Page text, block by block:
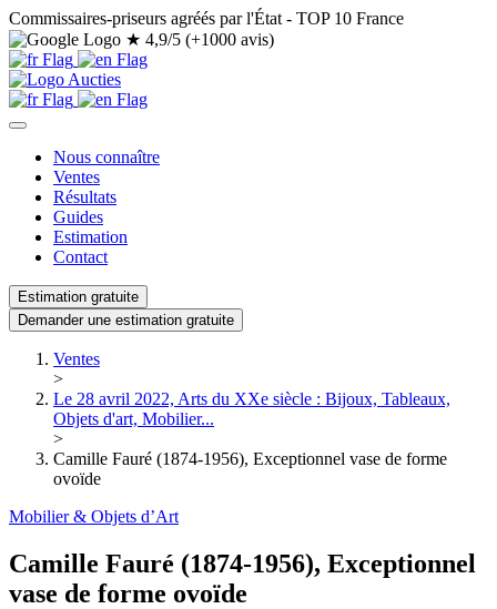
Commissaires-priseurs agréés par l'État - TOP 10 France
★ 4,9/5 (+1000 avis)
Nous connaître
Ventes
Résultats
Guides
Estimation
Contact
Estimation gratuite
Demander une estimation gratuite
Ventes
>
Le 28 avril 2022, Arts du XXe siècle : Bijoux, Tableaux,
Objets d'art, Mobilier...
>
Camille Fauré (1874-1956), Exceptionnel vase de forme
ovoïde
Mobilier & Objets d’Art
Camille Fauré (1874-1956), Exceptionnel
vase de forme ovoïde